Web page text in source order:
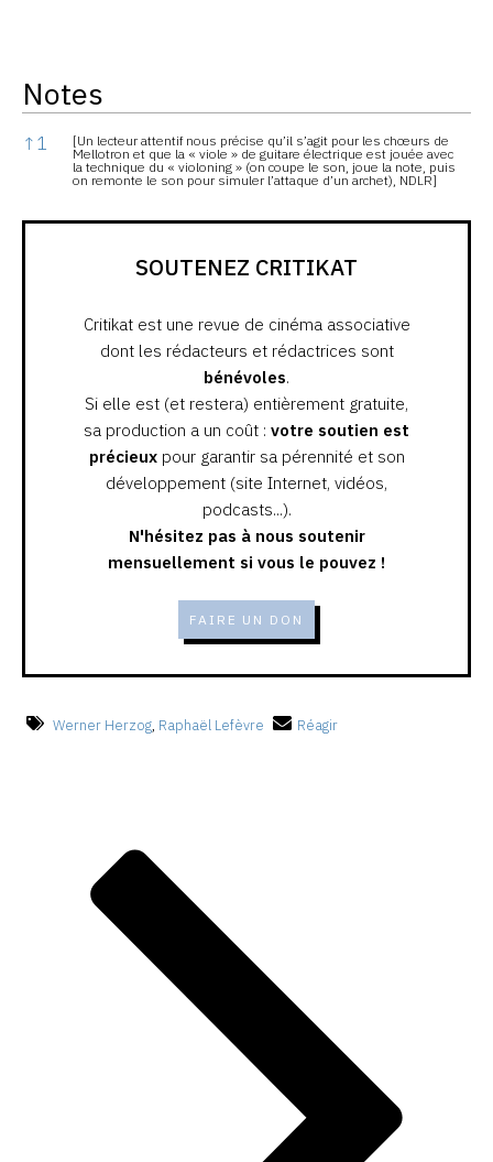
Notes
Notes
↑ 1
[Un lecteur attentif nous précise qu’il s’agit pour les chœurs de
Mellotron et que la « viole » de guitare électrique est jouée avec
la technique du « violoning » (on coupe le son, joue la note, puis
on remonte le son pour simuler l’attaque d’un archet), NDLR]
SOUTENEZ CRITIKAT
Critikat est une revue de cinéma associative
dont les rédacteurs et rédactrices sont
bénévoles.
Si elle est (et restera) entièrement gratuite,
sa production a un coût : votre soutien est
précieuxpour garantir sa pérennité et son
développement (site Internet, vidéos,
podcasts...).
N'hésitez pas à nous soutenir
mensuellement si vous le pouvez !
FAIRE UN DON
Werner Herzog, Raphaël Lefèvre Réagir